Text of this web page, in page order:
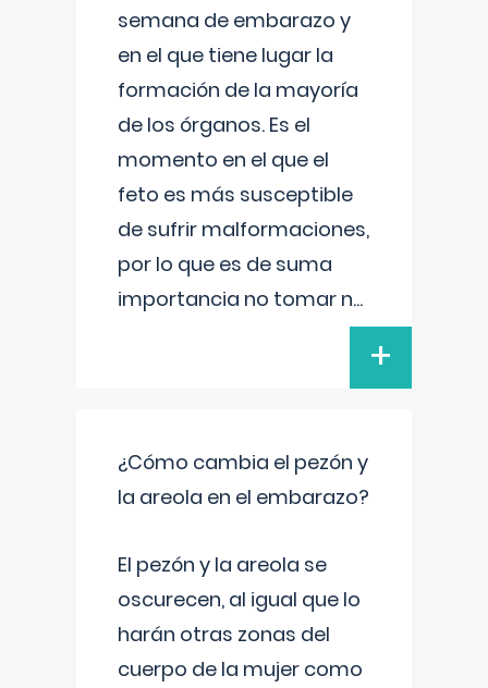
semana de embarazo y
en el que tiene lugar la
formación de la mayoría
de los órganos. Es el
momento en el que el
feto es más susceptible
de sufrir malformaciones,
por lo que es de suma
importancia no tomar n...
+
¿Cómo cambia el pezón y
la areola en el embarazo?
El pezón y la areola se
oscurecen, al igual que lo
harán otras zonas del
cuerpo de la mujer como